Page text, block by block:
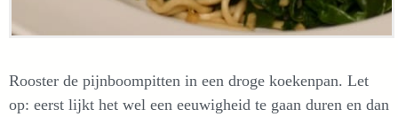
Rooster de pijnboompitten in een droge koekenpan. Let
op: eerst lijkt het wel een eeuwigheid te gaan duren en dan